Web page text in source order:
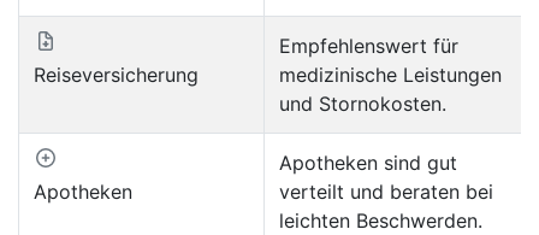
Reiseversicherung
Empfehlenswert für
medizinische Leistungen
und Stornokosten.
Apotheken
Apotheken sind gut
verteilt und beraten bei
leichten Beschwerden.